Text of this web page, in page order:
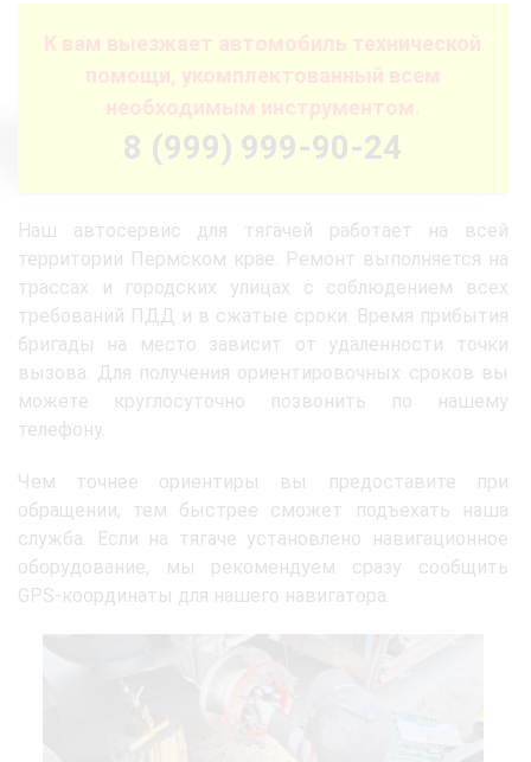
К вам выезжает автомобиль технической
помощи, укомплектованный всем
необходимым инструментом.
8 (999) 999-90-24
Наш автосервис для тягачей работает на всей
территории Пермском крае. Ремонт выполняется на
трассах и городских улицах с соблюдением всех
требований ПДД и в сжатые сроки. Время прибытия
бригады на место зависит от удаленности точки
вызова. Для получения ориентировочных сроков вы
можете круглосуточно позвонить по нашему
телефону.
Чем точнее ориентиры вы предоставите при
обращении, тем быстрее сможет подъехать наша
служба. Если на тягаче установлено навигационное
оборудование, мы рекомендуем сразу сообщить
GPS-координаты для нашего навигатора.